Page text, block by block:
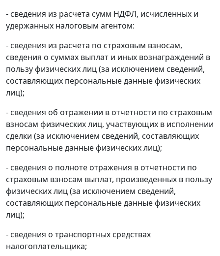
- сведения из расчета сумм НДФЛ, исчисленных и
удержанных налоговым агентом:
- сведения из расчета по страховым взносам,
сведения о суммах выплат и иных вознаграждений в
пользу физических лиц (за исключением сведений,
составляющих персональные данные физических
лиц);
- сведения об отражении в отчетности по страховым
взносам физических лиц, участвующих в исполнении
сделки (за исключением сведений, составляющих
персональные данные физических лиц);
- сведения о полноте отражения в отчетности по
страховым взносам выплат, произведенных в пользу
физических лиц (за исключением сведений,
составляющих персональные данные физических
лиц);
- сведения о транспортных средствах
налогоплательщика;